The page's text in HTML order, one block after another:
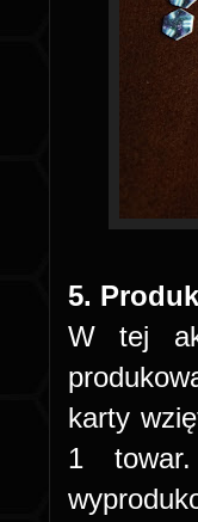
5.
W tej
karty
1